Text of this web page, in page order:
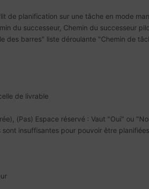
de planification sur une tâche en mode
du successeur, Chemin du successeur
des barres" liste déroulante "Chemin de
de livrable
(Pas) Espace réservé : Vaut "Oui" ou
insuffisantes pour pouvoir être planifiées.